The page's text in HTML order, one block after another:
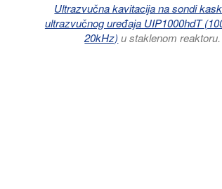
Ultrazvučna kavitacija na sondi
ultrazvučnog uređaja UIP1000hdT
20kHz) u staklenom reaktoru.